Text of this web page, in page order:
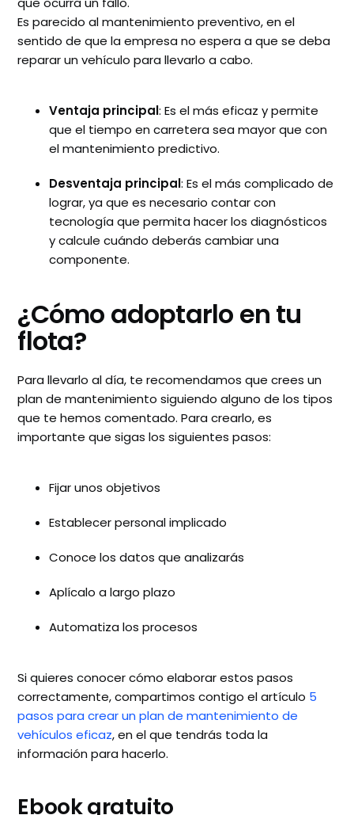
Es parecido al mantenimiento preventivo, en el
sentido de que la empresa no espera a que se deba
reparar un vehículo para llevarlo a cabo.
Ventaja principal: Es el más eficaz y permite
que el tiempo en carretera sea mayor que con
el mantenimiento predictivo.
Desventaja principal: Es el más complicado de
lograr, ya que es necesario contar con
tecnología que permita hacer los diagnósticos
y calcule cuándo deberás cambiar una
componente.
¿Cómo adoptarlo en tu
flota?
Para llevarlo al día, te recomendamos que crees un
plan de mantenimiento siguiendo alguno de los tipos
que te hemos comentado. Para crearlo, es
importante que sigas los siguientes pasos:
Fijar unos objetivos
Establecer personal implicado
Conoce los datos que analizarás
Aplícalo a largo plazo
Automatiza los procesos
Si quieres conocer cómo elaborar estos pasos
correctamente, compartimos contigo el artículo 5
pasos para crear un plan de mantenimiento de
vehículos eficaz, en el que tendrás toda la
información para hacerlo.
Ebook gratuito